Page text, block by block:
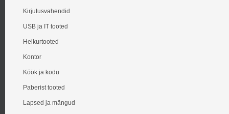
Kirjutusvahendid
USB ja IT tooted
Helkurtooted
Kontor
Köök ja kodu
Paberist tooted
Lapsed ja mängud